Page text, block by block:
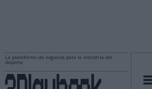
La plataforma de negocios para la industria del
deporte